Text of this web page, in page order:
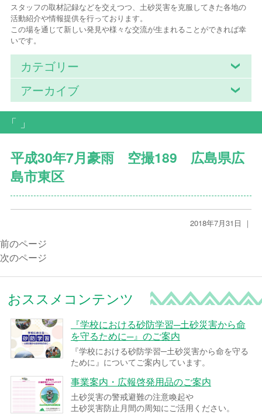
スタッフの取材記録などを交えつつ、土砂災害を克服してきた各地の
活動紹介や情報提供を行っております。
この場を通じて新しい発見や様々な交流が生まれることができれば幸
いです。
カテゴリー
アーカイブ
「 」
平成30年7月豪雨 空撮189 広島県広
島市東区
2018年7月31日 ｜
前のページ
次のページ
おススメコンテンツ
『学校における砂防学習─土砂災害から命
を守るために─』のご案内
『学校における砂防学習─土砂災害から命を守る
ために』についてご案内しています。
事業案内・広報啓発用品のご案内
土砂災害の警戒避難の注意喚起や
土砂災害防止月間の周知にご活用ください。